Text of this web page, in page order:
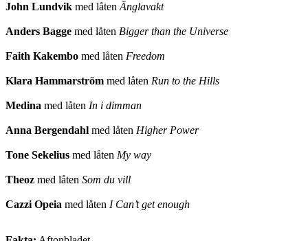
John Lundvik med låten Änglavakt
Anders Bagge med låten Bigger than the Universe
Faith Kakembo med låten Freedom
Klara Hammarström med låten Run to the Hills
Medina med låten In i dimman
Anna Bergendahl med låten Higher Power
Tone Sekelius med låten My way
Theoz med låten Som du vill
Cazzi Opeia med låten I Can’t get enough